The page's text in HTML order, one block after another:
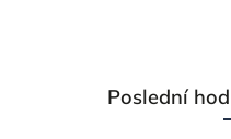
Poslední